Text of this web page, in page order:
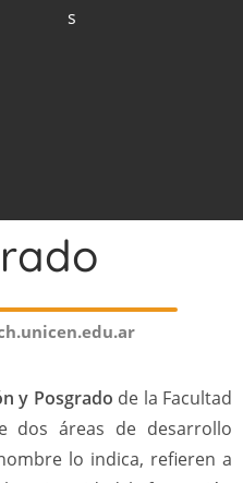
s
y Posgrado de la Facultad
dos áreas de desarrollo
lo indica, refieren a